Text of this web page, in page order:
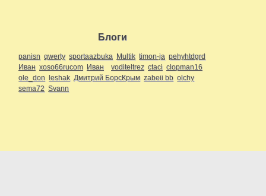
Блоги
panisn qwerty sportaazbuka Multik timon-ja pehyhtdgrd
Иван xoso66rucom Иван voditeltrez ctaci clopman16
ole_don leshak Дмитрий БорсКрым zabeii bb olchy
sema72 Svann